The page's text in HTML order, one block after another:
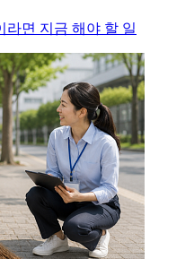
라면 지금 해야 할 일